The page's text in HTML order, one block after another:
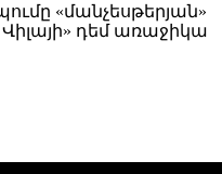
«մանչեսթերյան»
Վիլայի» դեմ առաջիկա